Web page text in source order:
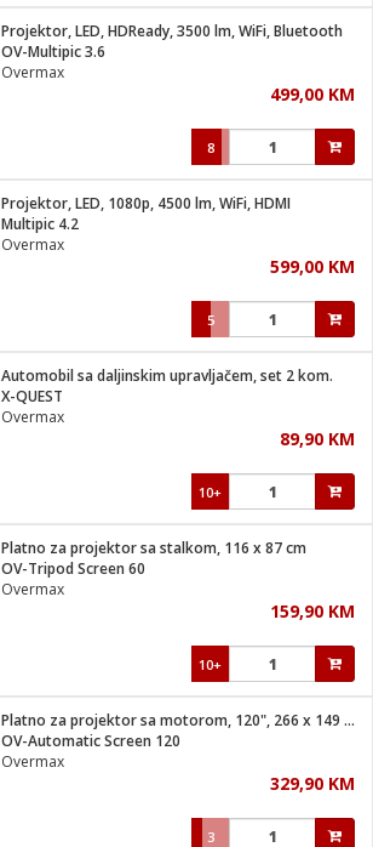
Projektor, LED, HDReady, 3500 lm, WiFi, Bluetooth
OV-Multipic 3.6
Overmax
499,00 KM
8
Projektor, LED, 1080p, 4500 lm, WiFi, HDMI
Multipic 4.2
Overmax
599,00 KM
5
Automobil sa daljinskim upravljačem, set 2 kom.
X-QUEST
Overmax
89,90 KM
10+
Platno za projektor sa stalkom, 116 x 87 cm
OV-Tripod Screen 60
Overmax
159,90 KM
10+
Platno za projektor sa motorom, 120", 266 x 149 cm
OV-Automatic Screen 120
Overmax
329,90 KM
3